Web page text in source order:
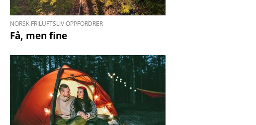
NORSK FRILUFTSLIV OPPFORDRER
Få, men fine